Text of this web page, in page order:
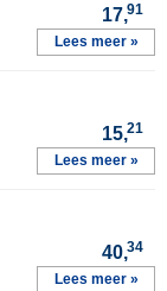
17,91
Lees meer »
15,21
Lees meer »
40,34
Lees meer »